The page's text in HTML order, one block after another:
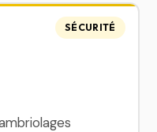
SÉCURITÉ